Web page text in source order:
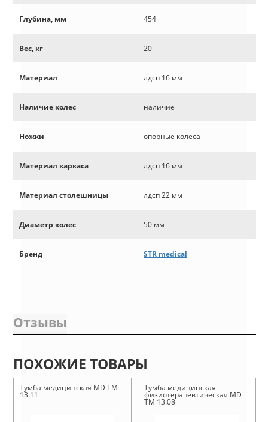
Глубина, мм 454
Вес, кг 20
Материал лдсп 16 мм
Наличие колес наличие
Ножки опорные колеса
Материал каркаса лдсп 16 мм
Материал столешницы лдсп 22 мм
Диаметр колес 50 мм
Бренд STR medical
Отзывы
ПОХОЖИЕ ТОВАРЫ
Тумба медицинская MD ТМ
13.11
Тумба медицинская
физиотерапевтическая MD
ТМ 13.08